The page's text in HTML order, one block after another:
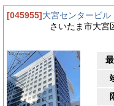
[045955]大宮センタービル
さいたま市大宮